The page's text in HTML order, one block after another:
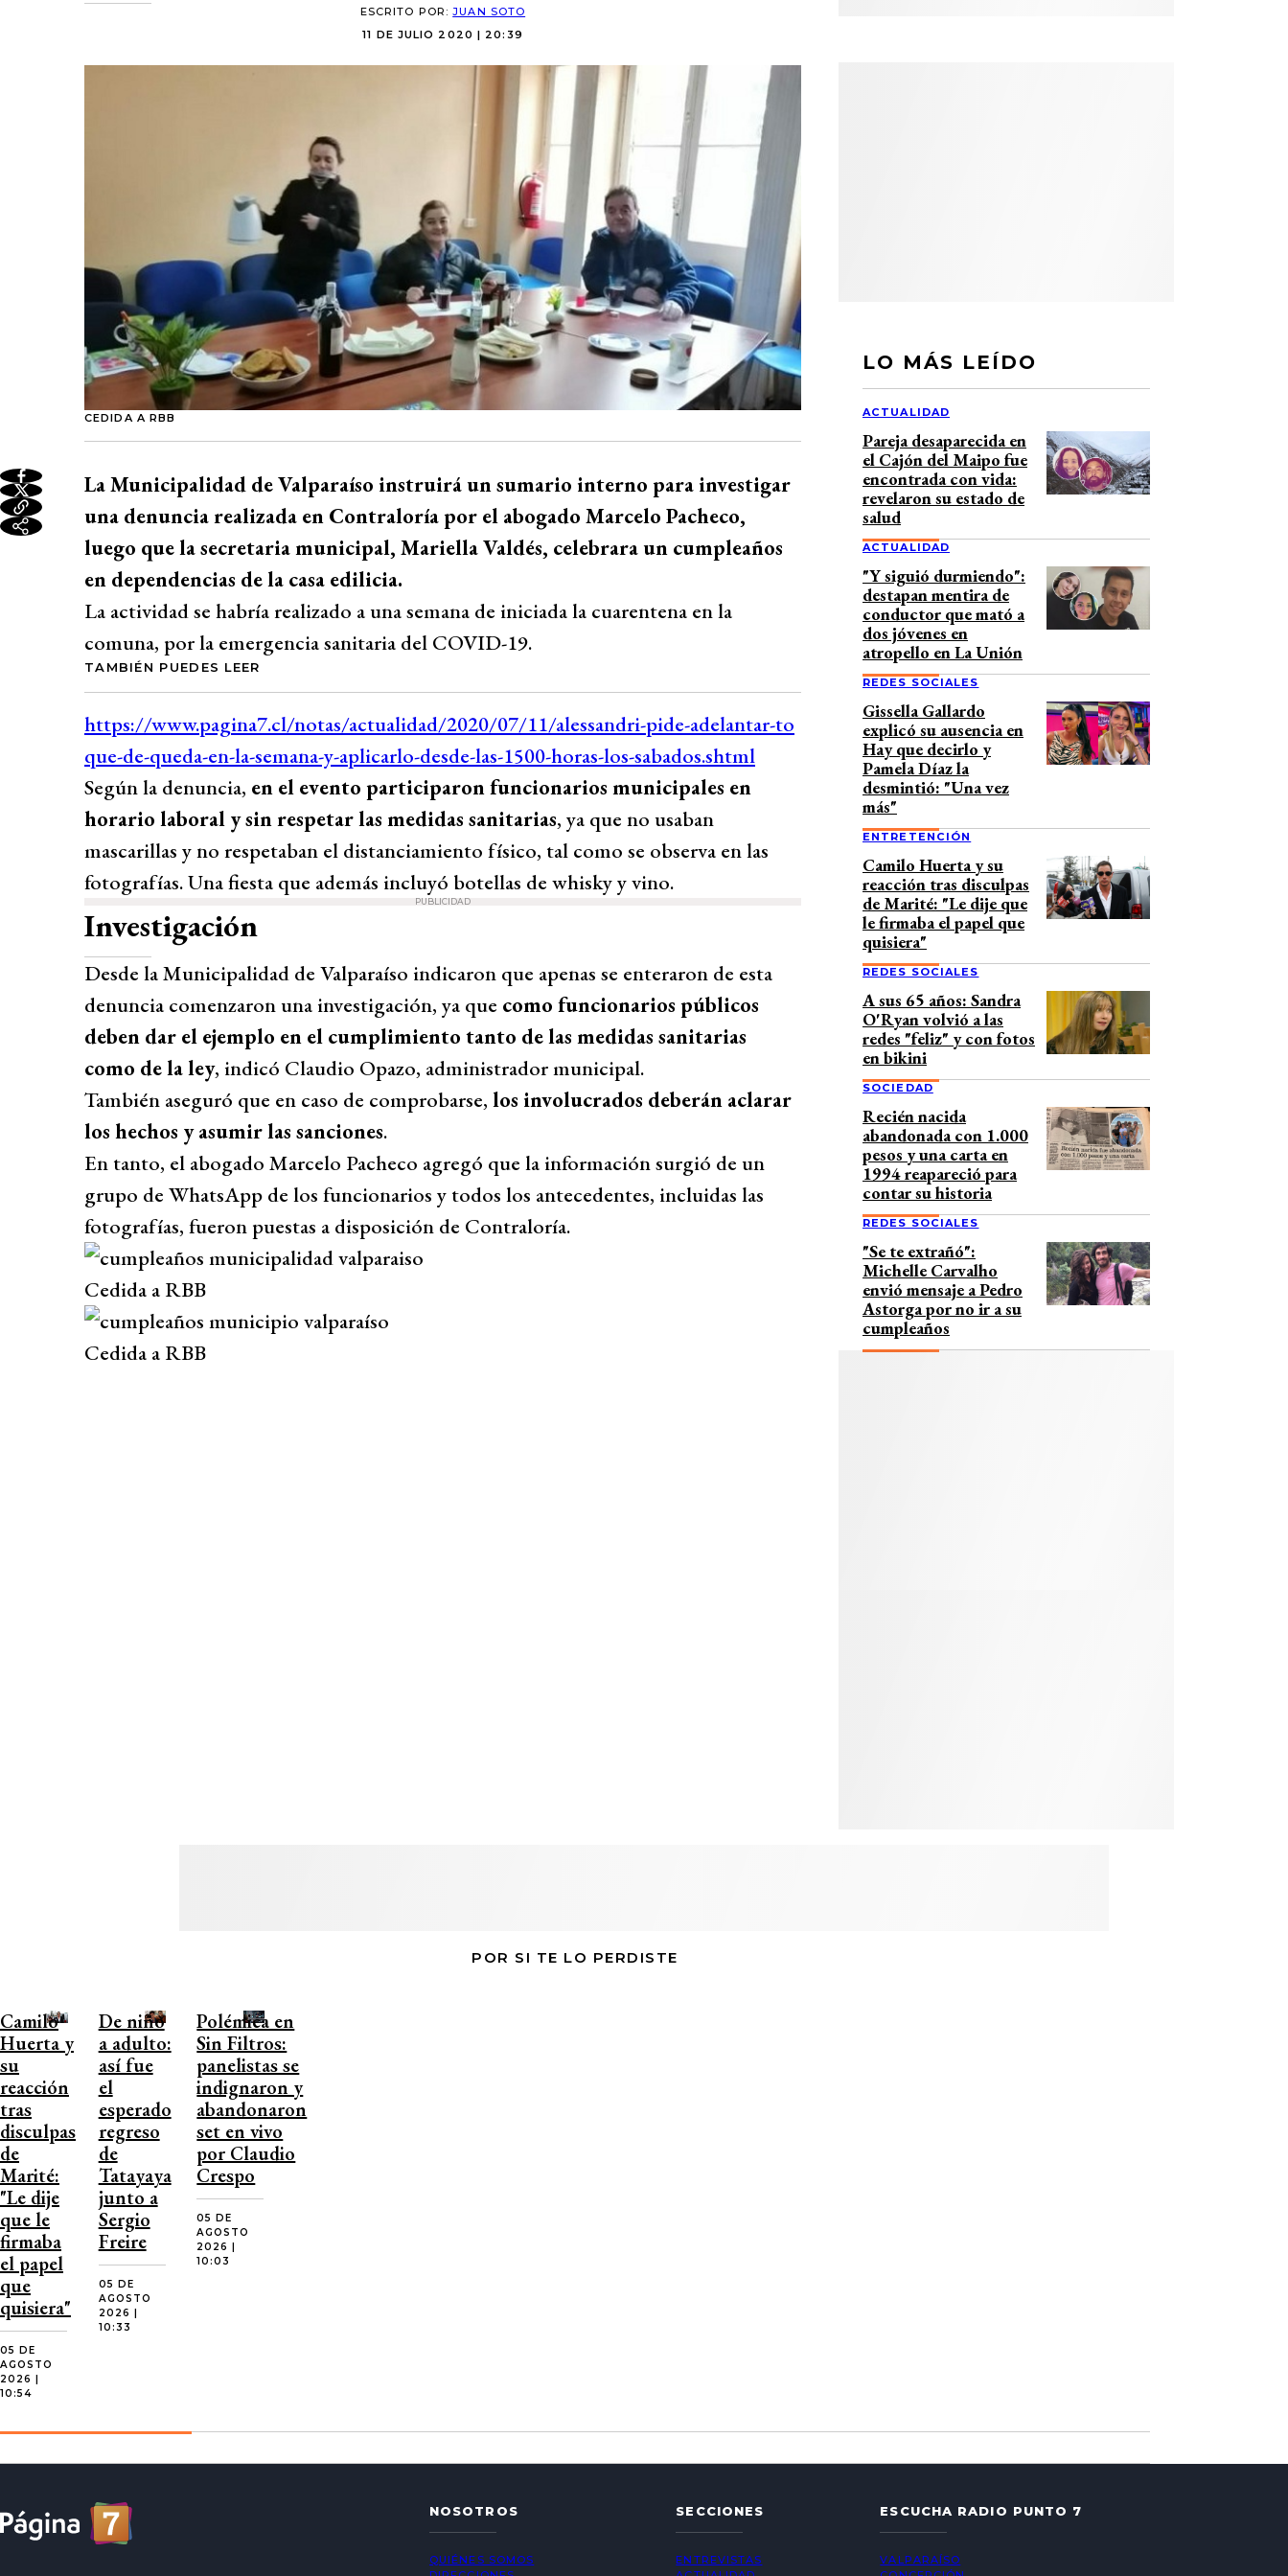
ESCRITO POR:JUAN SOTO
11 DE JULIO 2020 | 20:39
CEDIDA A RBB
La Municipalidad de Valparaíso instruirá un sumario interno para investigar
una denuncia realizada en Contraloría por el abogado Marcelo Pacheco,
luego que la secretaria municipal, Mariella Valdés, celebrara un cumpleaños
en dependencias de la casa edilicia.
La actividad se habría realizado a una semana de iniciada la cuarentena en la
comuna, por la emergencia sanitaria del COVID-19.
TAMBIÉN PUEDES LEER
Según la denuncia, en el evento participaron funcionarios municipales en
horario laboral y sin respetar las medidas sanitarias, ya que no usaban
mascarillas y no respetaban el distanciamiento físico, tal como se observa en las
fotografías. Una fiesta que además incluyó botellas de whisky y vino.
PUBLICIDAD
Investigación
Desde la Municipalidad de Valparaíso indicaron que apenas se enteraron de esta
denuncia comenzaron una investigación, ya que como funcionarios públicos
deben dar el ejemplo en el cumplimiento tanto de las medidas sanitarias
como de la ley, indicó Claudio Opazo, administrador municipal.
También aseguró que en caso de comprobarse, los involucrados deberán aclarar
los hechos y asumir las sanciones.
En tanto, el abogado Marcelo Pacheco agregó que la información surgió de un
grupo de WhatsApp de los funcionarios y todos los antecedentes, incluidas las
fotografías, fueron puestas a disposición de Contraloría.
Cedida a RBB
Cedida a RBB
LO MÁS LEÍDO
ACTUALIDAD
Pareja desaparecida en
el Cajón del Maipo fue
encontrada con vida:
revelaron su estado de
salud
ACTUALIDAD
"Y siguió durmiendo":
destapan mentira de
conductor que mató a
dos jóvenes en
atropello en La Unión
REDES SOCIALES
Gissella Gallardo
explicó su ausencia en
Hay que decirlo y
Pamela Díaz la
desmintió: "Una vez
más"
ENTRETENCIÓN
Camilo Huerta y su
reacción tras disculpas
de Marité: "Le dije que
le firmaba el papel que
quisiera"
REDES SOCIALES
A sus 65 años: Sandra
O'Ryan volvió a las
redes "feliz" y con fotos
en bikini
SOCIEDAD
Recién nacida
abandonada con 1.000
pesos y una carta en
1994 reapareció para
contar su historia
REDES SOCIALES
"Se te extrañó":
Michelle Carvalho
envió mensaje a Pedro
Astorga por no ir a su
cumpleaños
POR SI TE LO PERDISTE
Camilo
Huerta y
su
reacción
tras
disculpas
de
Marité:
"Le dije
que le
firmaba
el papel
que
quisiera"
05 DE
AGOSTO
2026 |
10:54
De niño
a adulto:
así fue
el
esperado
regreso
de
Tatayaya
junto a
Sergio
Freire
05 DE
AGOSTO
2026 |
10:33
Polémica en
Sin Filtros:
panelistas se
indignaron y
abandonaron
set en vivo
por Claudio
Crespo
05 DE
AGOSTO
2026 |
10:03
NOSOTROS
QUIÉNES SOMOS
SECCIONES
ENTREVISTAS
ESCUCHA RADIO PUNTO 7
VALPARAÍSO